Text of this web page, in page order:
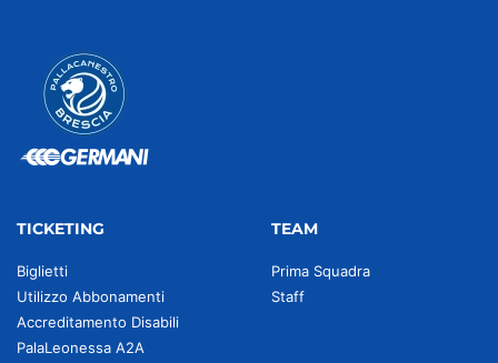
TICKETING
Biglietti
Utilizzo Abbonamenti
Accreditamento Disabili
PalaLeonessa A2A
TEAM
Prima Squadra
Staff